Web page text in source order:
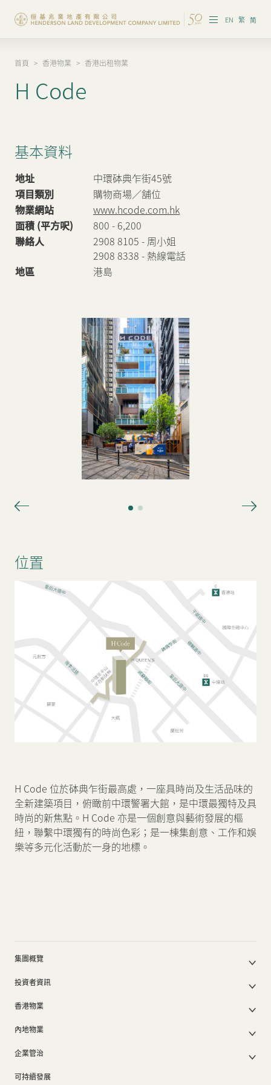
EN 繁 简
集團概覽
投資者資訊
內地物業
企業管治
可持續發展
我們的團隊
品牌理念
網頁連結
首頁 > 香港物業 > 香港出租物業
H Code
基本資料
地址
中環砵典乍街45號
項目類別
購物商場／舖位
物業網站
www.hcode.com.hk
面積 (平方呎)
800 - 6,200
聯絡人
2908 8105 - 周小姐
2908 8338 - 熱線電話
地區
港島
位置
H Code 位於砵典乍街最高處，一座具時尚及生活品味的
全新建築項目，俯瞰前中環警署大館，是中環最獨特及具
時尚的新焦點。H Code 亦是一個創意與藝術發展的樞
紐，聯繫中環獨有的時尚色彩；是一棟集創意、工作和娛
樂等多元化活動於一身的地標。
集團概覽
集團架構
我們的創辦人
50周年
內地業務
投資者資訊
股東週年大會文件
中期報告/年報及可持續發展報告
以電子方式發布公司通訊之安排
證券變動報表
香港物業
其他物業
香港出租物業
內地物業
內地出租物業
過去主要發展項目
企業管治
集團政策
可持續發展